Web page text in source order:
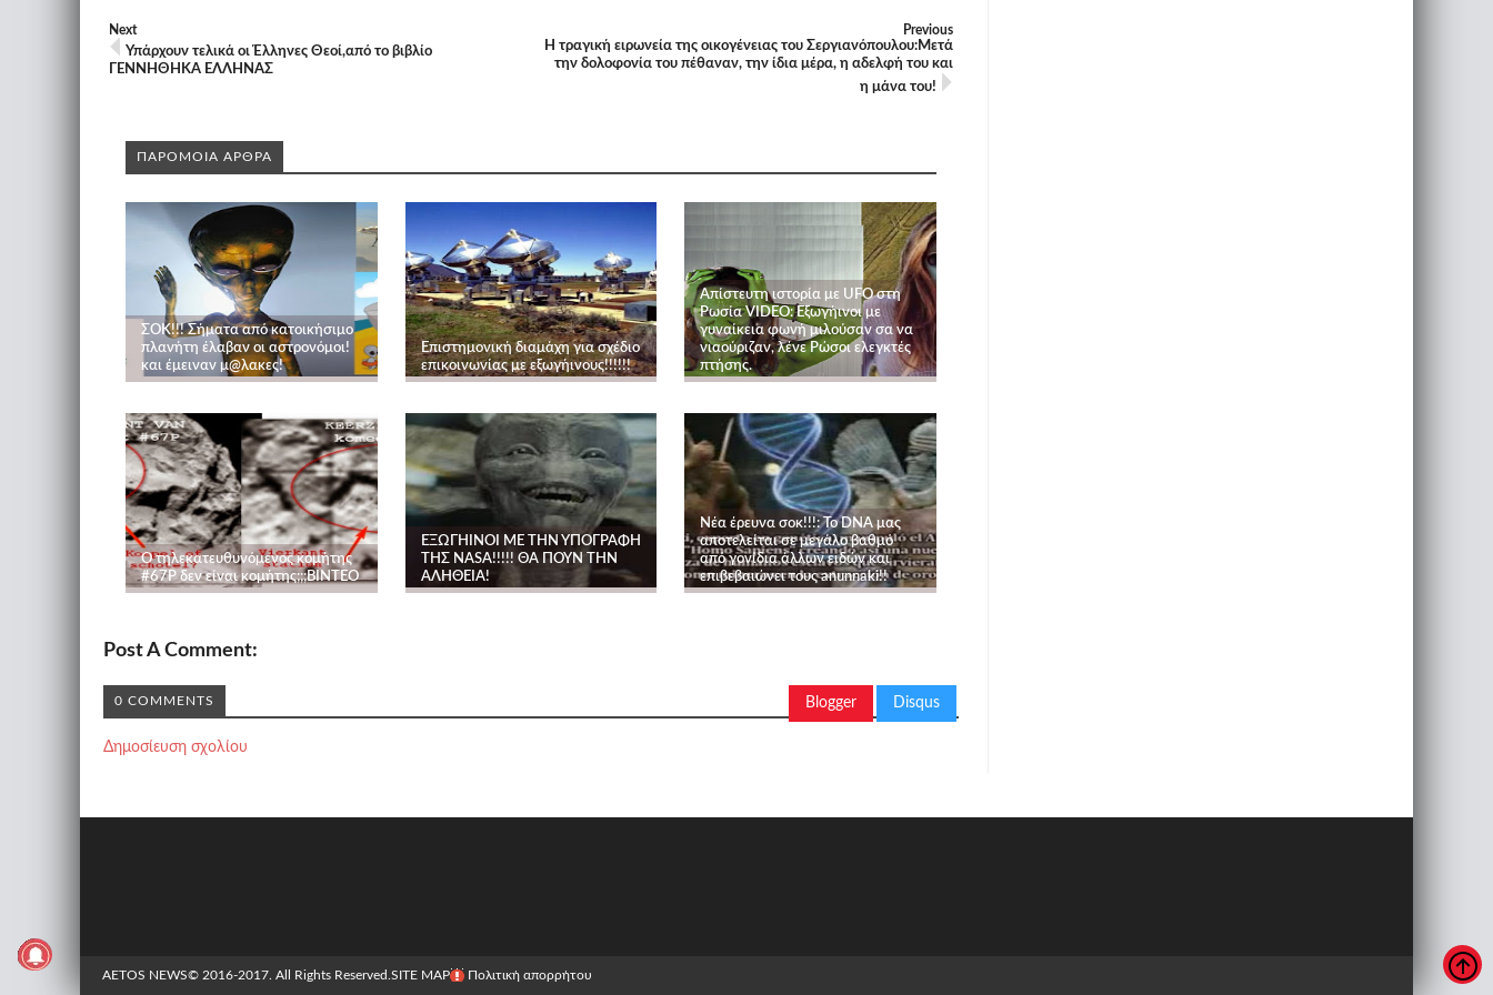
Next
Υπάρχουν τελικά οι Έλληνες Θεοί,από το βιβλίο
ΓΕΝΝΗΘΗΚΑ ΕΛΛΗΝΑΣ
Previous
Η τραγική ειρωνεία της οικογένειας του Σεργιανόπουλου:Μετά
την δολοφονία του πέθαναν, την ίδια μέρα, η αδελφή του και
η μάνα του!
ΠΑΡΟΜΟΙΑ ΑΡΘΡΑ
ΣΟΚ!!! Σήματα από κατοικήσιμο
πλανήτη έλαβαν οι αστρονόμοι!
και έμειναν μ@λακες!
Επιστημονική διαμάχη για σχέδιο
επικοινωνίας με εξωγήινους!!!!!!
Απίστευτη ιστορία με UFO στη
Ρωσία VIDEO: Εξωγήινοι με
γυναίκεια φωνή μιλούσαν σα να
νιαούριζαν, λένε Ρώσοι ελεγκτές
πτήσης.
O τηλεκατευθυνόμενος κομήτης
#67Ρ δεν είναι κομήτης;;;ΒΙΝΤΕΟ
ΕΞΩΓΉΙΝΟΙ ΜΕ ΤΗΝ ΥΠΟΓΡΑΦΉ
ΤΗΣ NASA!!!!! ΘΑ ΠΟΥΝ ΤΗΝ
ΑΛΉΘΕΙΑ!
Νέα έρευνα σοκ!!!: Το DNA μας
αποτελείται σε μεγάλο βαθμό
από γονίδια άλλων ειδών και
επιβεβαιώνει τους anunnaki!!
Post A Comment:
Blogger Disqus
0 COMMENTS
Δημοσίευση σχολίου
AETOS NEWS© 2016-2017. All Rights Reserved. SITE MAP Πολιτική απορρήτου